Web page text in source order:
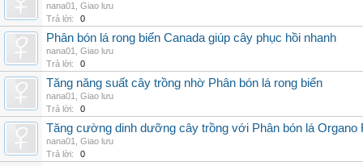
nana01
Giao lưu
Trả lời:
0
Phân bón lá rong biển Canada giúp cây phục hồi nhanh
nana01
Giao lưu
Trả lời:
0
Tăng năng suất cây trồng nhờ Phân bón lá rong biển
nana01
Giao lưu
Trả lời:
0
Tăng cường dinh dưỡng cây trồng với Phân bón lá Organo
nana01
Giao lưu
Trả lời:
0